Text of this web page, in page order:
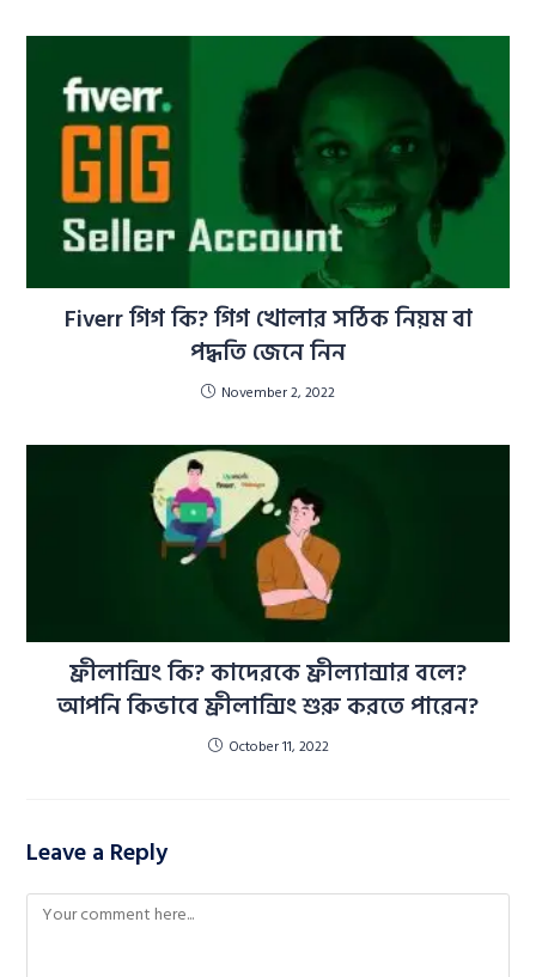
Fiverr গিগ কি? গিগ খোলার সঠিক নিয়ম বা
পদ্ধতি জেনে নিন
November 2, 2022
ফ্রীলান্সিং কি? কাদেরকে ফ্রীল্যান্সার বলে?
আপনি কিভাবে ফ্রীলান্সিং শুরু করতে পারেন?
October 11, 2022
Leave a Reply